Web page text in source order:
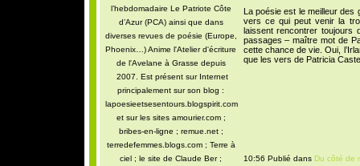
l’hebdomadaire Le Patriote Côte
d’Azur (PCA) ainsi que dans
diverses revues de poésie (Europe,
Phoenix…) Anime l'Atelier d'écriture
de l'Avelane à Grasse depuis
2007. Est présent sur Internet
principalement sur son blog :
lapoesieetsesentours.blogspirit.com
et sur les sites amourier.com ;
bribes-en-ligne ; remue.net ;
terredefemmes.blogs.com ; Terre à
ciel ; le site de Claude Ber ;
La poésie est le meilleur des
vers ce qui peut venir la
laissent rencontrer toujours
passages – maître mot de
cette chance de vie. Oui,
que les vers de Patricia
10:56 Publié dans Du côté de